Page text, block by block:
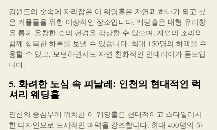
강원도의 숲속에 자리잡은 이 웨딩홀은 자연과 하나가 되고 싶
은 커플들을 위한 이상적인 장소입니다. 웨딩홀은 대형 유리창
을 통해 울창한 숲의 전경을 감상할 수 있으며, 자연의 소리와
함께 행복한 하루를 보낼 수 있습니다. 최대 150명의 하객을 수
용할 수 있고, 모던하면서도 자연 친화적인 인테리어가 돋보입
니다.
5. 화려한 도심 속 피날레: 인천의 현대적인 럭
셔리 웨딩홀
인천의 중심부에 위치한 이 웨딩홀은 현대적이고 스타일리시
한 디자인으로 도시적인 매력을 강조합니다. 최대 400명의 하